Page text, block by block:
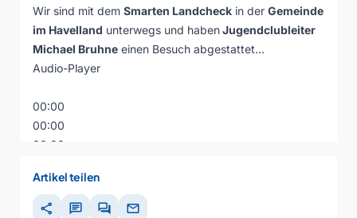
Wir sind mit dem Smarten Landcheck in der Gemeinde
im Havelland unterwegs und habenJugendclubleiter
Michael Bruhne einen Besuch abgestattet…
Audio-Player
00:00
00:00
00:00
Artikel teilen
share chat forum mail